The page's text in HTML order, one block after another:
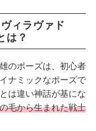
ィラヴァド
は？
のポーズは、初心者
ナミックなポーズで
は違い神話が基にな
毛から生まれた戦士